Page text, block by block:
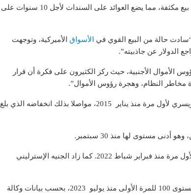
كما تشهد سندات الخزانة الأميركية طويلة الأجل عمليات بيع مكثفة، مما يضع العوائد على السندات لأجل 10 سنوات على
حالة من البيع القوي في الأسواق الأميركية، وتوجهت
الدولار عن جاذبيته”.
الأموال الأجنبية، حيث ركز الكثيرون على فكرة أن قرار
مخاطر النظام، وهجرة رؤوس الأموال”.
بنسبة 1.2 بالمئة إلى 0.81405 فرنك سويسري لأول مرة منذ يناير 2015، مواصلا بذلك انخفاضه الذي بلغ
وارتفع اليورو بنحو 1.7 بالمئة إلى 1.13855 دولار، وذلك لأول مرة منذ فبراير شباط 2022. كما زاد الجنيه الإسترليني
ونزل مؤشر الدولار بنحو 1.2 بالمئة، ليهبط إلى ما دون مستوى 100 للمرة الأولى منذ يوليو 2023، بحسب بيانات وكالة